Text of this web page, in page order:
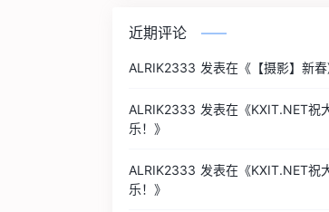
近期评论
ALRIK2333 发表在《 【摄影】新春
ALRIK2333 发表在《KXIT.NET祝
乐！ 》
ALRIK2333 发表在《KXIT.NET祝
乐！ 》